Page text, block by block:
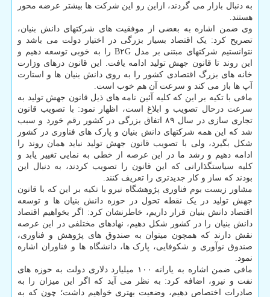
به دنبال بازار می گردند، ازاین رو این شرکت ها بیشتر عرضه محور
هستند.
وی ضمن اشاره به بعضی از موفقیت های شرکتهای دانش بنیان،
تصریح کرد: یک اقتصاد بسیار بزرگی در اختیار دولت می باشد و
نتوانستیم شرکتهای مبتنی بر مدل B۲G را به خوبی توسعه دهیم و
این روند تا قانون جهش تولید ادامه یافت. این قانون درهای وزارت
خانه های بزرگ اقتصادی کشور را به روی دانش بنیان ها و استارت
آپ ها باز می کند و سرعت آن هم خوب است.
مافی با تکیه بر این که کلیه آئین نامه های ذیل قانون جهش تولید به
سرعت درحال تصویب و ابلاغ است، اظهار نمود: با تصویب قانون
تجاری سازی در سال ۸۹ اتفاق بزرگی در کشور رقم خورد و سبب
شد که این همه شرکتهای دانش بنیان و پارک های فناوری در کشور
شکل بگیرد، ولی با تصویب قانون جهش تولید نباید همان روند را
ادامه دهیم و رشد ما در این عرصه از خطی به نمایی تغییر یابد و
کلیه سیاستگذارانی که این قانون را تصویب کردند، به دنبال این
بودند که ساز و کار جدیدتری را تعریف کنند.
مشاور زیست بوم فناوری پژوهشگاه نیرو با تکیه بر این که با قانون
جهش تولید در یک نقطه تحول در حوزه دانش بنیان ها و توسعه
اقتصاد دانش بنیان قرار داریم، خاطرنشان کرد: اگر بخواهیم اقتصاد
دانش بنیان را در کشور شکل دهیم، نهادهای مختلفی در این عرصه
نقش دارند که همچون میتوان به صندوق های پژوهش و فناوری،
صندوق نوآوری و شکوفایی، پارک ها، دانشگاه ها و فناوران اشاره
نمود.
مافی ضمن اشاره به یارانه ۱۰۰ میلیارد دلاری دولت به حوزه های
نفت و نیرو، اضافه کرد: به نظر می آید که اگر این میزان را به
صادرات اختصاص دهیم، وضعیت بهتری خواهیم داشت؛ چون که به